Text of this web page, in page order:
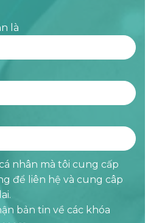
là
nhân mà tôi cung cấp
để liên hệ và cung câp
bản tin về các khóa